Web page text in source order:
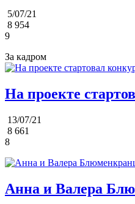
5/07/21
8 954
9
За кадром
На проекте
13/07/21
8 661
8
Анна и Валера